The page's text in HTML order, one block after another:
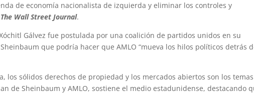
de economía nacionalista de izquierda y eliminar los controles y
The Wall Street Journal.
Gálvez fue postulada por una coalición de partidos unidos en su
que podría hacer que AMLO “mueva los hilos políticos detrás
los sólidos derechos de propiedad y los mercados abiertos son los
de Sheinbaum y AMLO, sostiene el medio estadunidense, destacando